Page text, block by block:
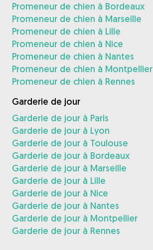
Promeneur de chien à Bordeaux
Promeneur de chien à Marseille
Promeneur de chien à Lille
Promeneur de chien à Nice
Promeneur de chien à Nantes
Promeneur de chien à Montpellier
Promeneur de chien à Rennes
Garderie de jour
Garderie de jour à Paris
Garderie de jour à Lyon
Garderie de jour à Toulouse
Garderie de jour à Bordeaux
Garderie de jour à Marseille
Garderie de jour à Lille
Garderie de jour à Nice
Garderie de jour à Nantes
Garderie de jour à Montpellier
Garderie de jour à Rennes